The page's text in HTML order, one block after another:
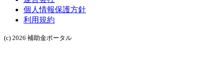
個人情報保護方針
利用規約
(c) 2026 補助金ポータル